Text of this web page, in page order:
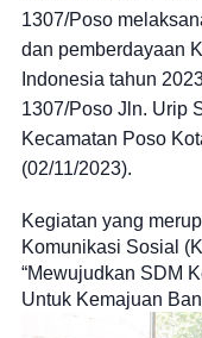
1307/Poso
dan pemberdayaan
Indonesia tahun
1307/Poso Jln. Urip
Kecamatan Poso
(02/11/2023).
Kegiatan yang
Komunikasi Sosial
“Mewujudkan SDM
Untuk Kemajuan